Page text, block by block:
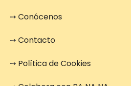
➙Conócenos
➙Contacto
➙ Política de Cookies